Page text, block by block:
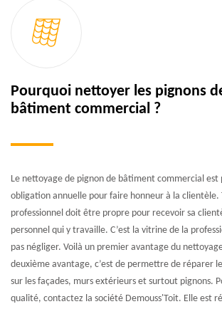
Pourquoi nettoyer les pignons
bâtiment commercial ?
Le nettoyage de pignon de bâtiment commercial est
obligation annuelle pour faire honneur à la
professionnel doit être propre pour recevoir sa
personnel qui y travaille. C’est la vitrine de la
pas négliger. Voilà un premier avantage du
deuxième avantage, c’est de permettre de réparer
sur les façades, murs extérieurs et surtout pignons.
qualité, contactez la société Demouss'Toit. Elle est